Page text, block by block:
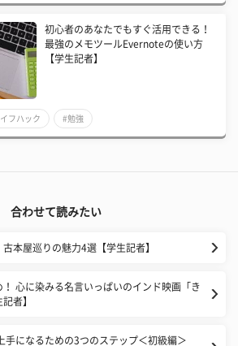
初心者のあなたでもすぐ活用できる！
最強のメモツールEvernoteの使い方
【学生記者】
フハック #勉強
合わせて読みたい
本屋巡りの魅力4選【学生記者】
心に染みる名言いっぱいのインド映画「き
者】
手になるための3つのステップ＜初級編＞